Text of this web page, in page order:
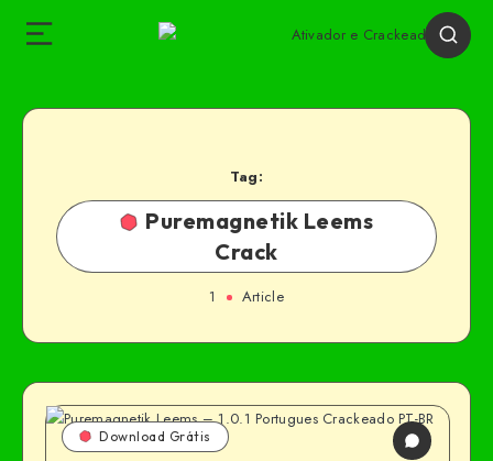
Tag:
Puremagnetik Leems
Crack
1 Article
Download Grátis